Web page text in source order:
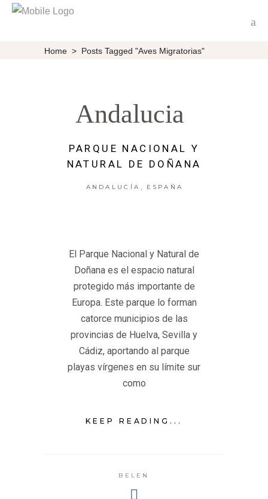
Home > Posts Tagged "aves Migratorias"
Andalucia
PARQUE NACIONAL Y
NATURAL DE DOÑANA
ANDALUCÍA , ESPAÑA
El Parque Nacional y Natural de
Doñana es el espacio natural
protegido más importante de
Europa. Este parque lo forman
catorce municipios de las
provincias de Huelva, Sevilla y
Cádiz, aportando al parque
playas vírgenes en su límite sur
como
KEEP READING...
BELEN